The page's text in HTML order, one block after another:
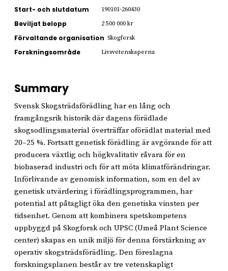
Start- och slutdatum 190101-260430
Beviljat belopp 2 500 000 kr
Förvaltande organisation Skogforsk
Forskningsområde Livsvetenskaperna
Summary
Svensk Skogsträdsförädling har en lång och
framgångsrik historik där dagens förädlade
skogsodlingsmaterial överträffar oförädlat material med
20–25 %. Fortsatt genetisk förädling är avgörande för att
producera växtlig och högkvalitativ råvara för en
biobaserad industri och för att möta klimatförändringar.
Införlivande av genomisk information, som en del av
genetisk utvärdering i förädlingsprogrammen, har
potential att påtagligt öka den genetiska vinsten per
tidsenhet. Genom att kombinera spetskompetens
uppbyggd på Skogforsk och UPSC (Umeå Plant Science
center) skapas en unik miljö för denna förstärkning av
operativ skogsträdsförädling. Den föreslagna
forskningsplanen består av tre vetenskapligt